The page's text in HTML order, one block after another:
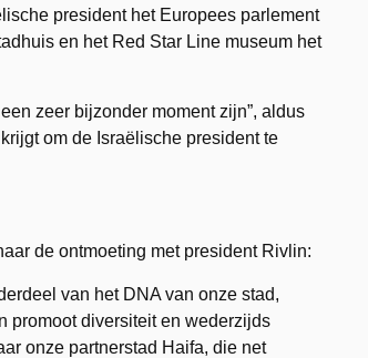
president het Europees parlement
en het Red Star Line museum het
zeer bijzonder moment zijn”, aldus
om de Israëlische president te
de ontmoeting met president Rivlin:
van het DNA van onze stad,
promoot diversiteit en wederzijds
onze partnerstad Haifa, die net